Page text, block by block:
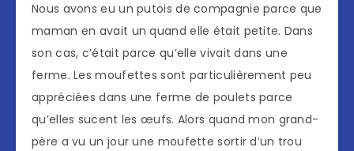
Nous avons eu un putois de compagnie parce que
maman en avait un quand elle était petite. Dans
son cas, c’était parce qu’elle vivait dans une
ferme. Les moufettes sont particulièrement peu
appréciées dans une ferme de poulets parce
qu’elles sucent les œufs. Alors quand mon grand-
père a vu un jour une moufette sortir d’un trou